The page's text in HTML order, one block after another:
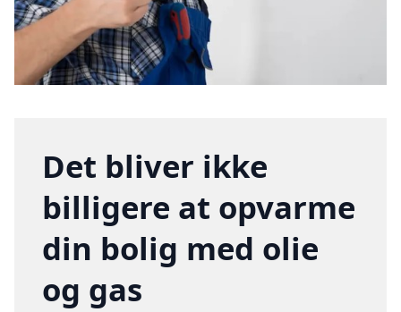
Det bliver ikke
billigere at opvarme
din bolig med olie
og gas